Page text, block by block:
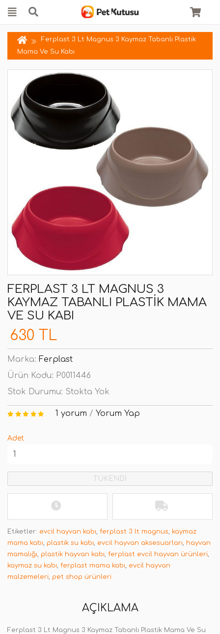
Ferplast 3 Lt Magnus 3 Kaymaz Tabanlı Plastik
Mama Ve Su Kabı
FERPLAST 3 LT MAGNUS 3
KAYMAZ TABANLI PLASTIK MAMA
VE SU KABI
630 TL
Marka: Ferplast
Ürün Kodu: P0011446
Stok Durumu: Stokta Yok
1 yorum / Yorum Yap
Adet
TÜKENDİ
Etiketler: evcil hayvan kabı, ferplast 3 lt magnus, kaymaz
mama kabı, plastik su kabı, evcil hayvan aksesuarları, hayvan
mamalığı, plastik hayvan kabı, ferplast evcil hayvan ürünleri,
kaymaz su kabı, ferplast mama kabı, evcil hayvan
malzemeleri, pet shop ürünleri
AÇIKLAMA
Ferplast 3 Lt Magnus 3 Kaymaz Tabanlı Plastik Mama Ve Su